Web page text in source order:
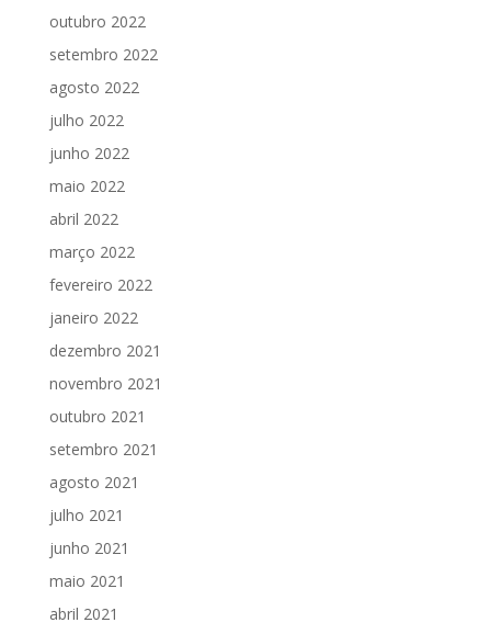
outubro 2022
setembro 2022
agosto 2022
julho 2022
junho 2022
maio 2022
abril 2022
março 2022
fevereiro 2022
janeiro 2022
dezembro 2021
novembro 2021
outubro 2021
setembro 2021
agosto 2021
julho 2021
junho 2021
maio 2021
abril 2021